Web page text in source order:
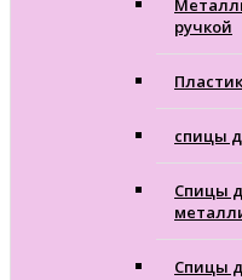
ручкой
спицы
Спицы
Спицы